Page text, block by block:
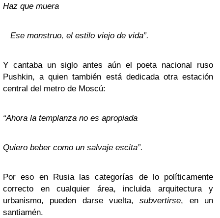
Haz que muera
Ese monstruo, el estilo viejo de vida”.
Y cantaba un siglo antes aún el poeta nacional ruso
Pushkin, a quien también está dedicada otra estación
central del metro de Moscú:
“Ahora la templanza no es apropiada
Quiero beber como un salvaje escita”.
Por eso en Rusia las categorías de lo políticamente
correcto en cualquier área, incluida arquitectura y
urbanismo, pueden darse vuelta,subvertirse, en un
santiamén.